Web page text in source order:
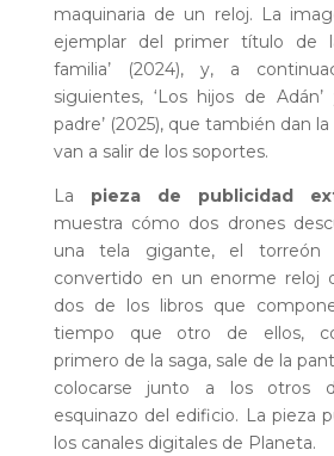
maquinaria de un reloj. La
ejemplar del primer título de
familia’ (2024), y, a
siguientes, ‘Los hijos de
padre’ (2025), que también dan
van a salir de los soportes.
La pieza de publicidad
muestra cómo dos drones
una tela gigante, el torreón
convertido en un enorme reloj
dos de los libros que
tiempo que otro de ellos,
primero de la saga, sale de la
colocarse junto a los otros
esquinazo del edificio. La pieza
los canales digitales de Planeta.